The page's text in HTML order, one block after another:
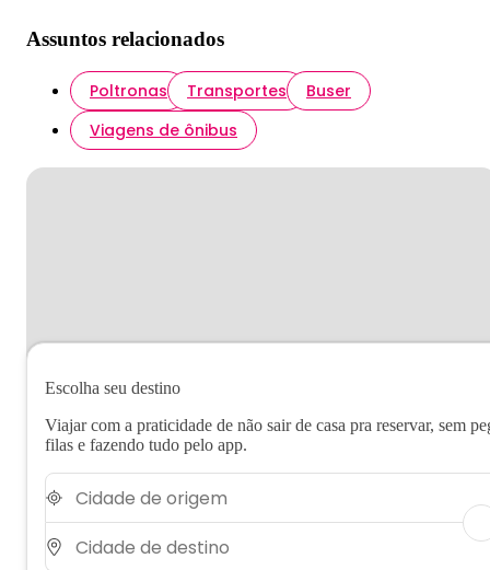
Assuntos relacionados
Poltronas Transportes
Buser
Viagens de ônibus
Escolha seu destino
Viajar com a praticidade de não sair de casa pra reservar, sem
filas e fazendo tudo pelo app.